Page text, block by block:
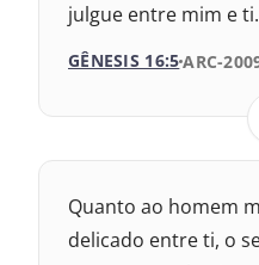
julgue entre mim e ti.
GÊNESIS 16:5 VERSÃO DA BÍBLIA
ARC-
VERSÃO
Nova Versão
Quanto ao homem
delicado entre ti, o